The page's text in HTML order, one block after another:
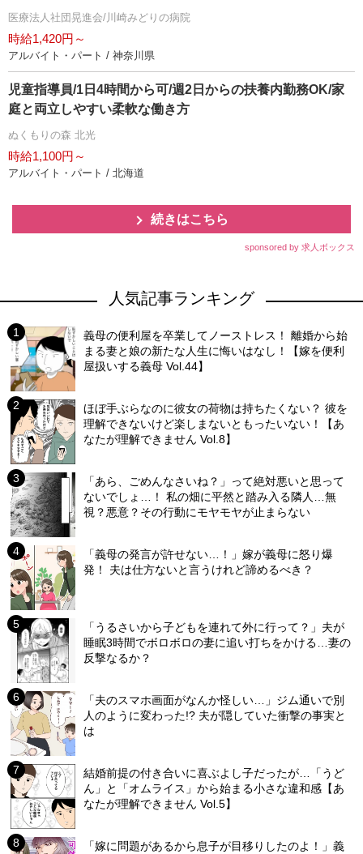
医療法人社団晃進会/川崎みどりの病院
時給1,420円～
アルバイト・パート / 神奈川県
児童指導員/1日4時間から可/週2日からの扶養内勤務OK/家
庭と両立しやすい柔軟な働き方
ぬくもりの森 北光
時給1,100円～
アルバイト・パート / 北海道
続きはこちら
sponsored by 求人ボックス
人気記事ランキング
義母の便利屋を卒業してノーストレス！ 離婚から始
まる妻と娘の新たな人生に悔いはなし！【嫁を便利
屋扱いする義母 Vol.44】
ほぼ手ぶらなのに彼女の荷物は持ちたくない？ 彼を
理解できないけど楽しまないともったいない！【あ
なたが理解できません Vol.8】
「あら、ごめんなさいね？」って絶対悪いと思って
ないでしょ…！ 私の畑に平然と踏み入る隣人…無
視？悪意？その行動にモヤモヤが止まらない
「義母の発言が許せない…！」嫁が義母に怒り爆
発！ 夫は仕方ないと言うけれど諦めるべき？
「うるさいから子どもを連れて外に行って？」夫が
睡眠3時間でボロボロの妻に追い打ちをかける…妻の
反撃なるか？
「夫のスマホ画面がなんか怪しい…」ジム通いで別
人のように変わった!? 夫が隠していた衝撃の事実と
は
結婚前提の付き合いに喜ぶよし子だったが…「うど
ん」と「オムライス」から始まる小さな違和感【あ
なたが理解できません Vol.5】
「嫁に問題があるから息子が目移りしたのよ！」義